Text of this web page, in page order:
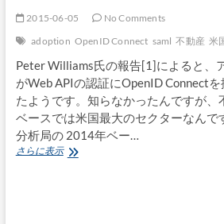
2015-06-05
No Comments
adoption OpenID Connect saml 不動産 米
Peter Williams氏の報告[1]によると、
がWeb APIの認証にOpenID Connect
たようです。知らなかったんですが、
ベースでは米国最大のセクターなんで
分析局の 2014年ベー…
さらに表示ア